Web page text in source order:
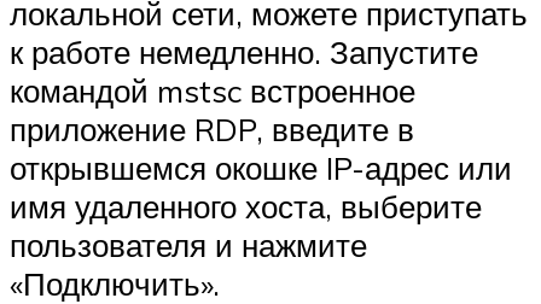
локальной сети, можете приступать
к работе немедленно. Запустите
командой mstsc встроенное
приложение RDP, введите в
открывшемся окошке IP-адрес или
имя удаленного хоста, выберите
пользователя и нажмите
«Подключить».